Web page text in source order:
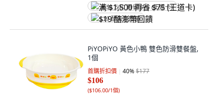
满 $1,500 再省 $75 (王道卡)
$19 酷澎幣回饋
PiYOPiYO 黃色小鴨 雙色防滑雙餐盤,
1個
首購折扣價 40%$177
$106
($106.00/1個)